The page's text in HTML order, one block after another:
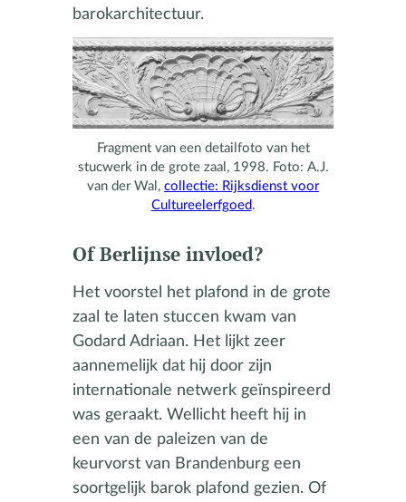
barokarchitectuur.
Fragment van een detailfoto van het
stucwerk in de grote zaal, 1998. Foto: A.J.
van der Wal, collectie: Rijksdienst voor
Cultureelerfgoed.
Of Berlijnse invloed?
Het voorstel het plafond in de grote
zaal te laten stuccen kwam van
Godard Adriaan. Het lijkt zeer
aannemelijk dat hij door zijn
internationale netwerk geïnspireerd
was geraakt. Wellicht heeft hij in
een van de paleizen van de
keurvorst van Brandenburg een
soortgelijk barok plafond gezien. Of